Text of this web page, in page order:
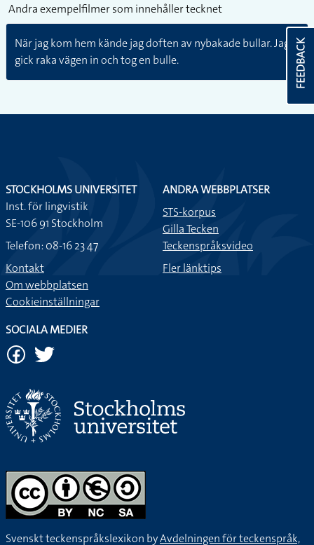
Andra exempelfilmer som innehåller tecknet
När jag kom hem kände jag doften av nybakade bullar. Jag
gick raka vägen in och tog en bulle.
FEEDBACK
STOCKHOLMS UNIVERSITET
Inst. för lingvistik
SE-106 91 Stockholm
Telefon: 08-16 23 47
Kontakt
Om webbplatsen
Cookieinställningar
ANDRA WEBBPLATSER
STS-korpus
Gilla Tecken
Teckenspråksvideo
Fler länktips
SOCIALA MEDIER
Svenskt teckenspråkslexikon byAvdelningen för teckenspråk,